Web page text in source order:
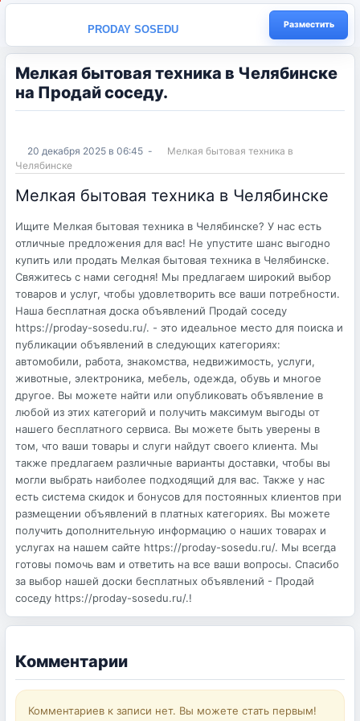
PRODAY SOSEDU Разместить
Мелкая бытовая техника в Челябинске
на Продай соседу.
20 декабря 2025 в 06:45 -
Мелкая бытовая техника в
Челябинске
Мелкая бытовая техника в Челябинске
Ищите Мелкая бытовая техника в Челябинске? У нас есть
отличные предложения для вас! Не упустите шанс выгодно
купить или продать Мелкая бытовая техника в Челябинске.
Свяжитесь с нами сегодня! Мы предлагаем широкий выбор
товаров и услуг, чтобы удовлетворить все ваши потребности.
Наша бесплатная доска объявлений Продай соседу
https://proday-sosedu.ru/. - это идеальное место для поиска и
публикации объявлений в следующих категориях:
автомобили, работа, знакомства, недвижимость, услуги,
животные, электроника, мебель, одежда, обувь и многое
другое. Вы можете найти или опубликовать объявление в
любой из этих категорий и получить максимум выгоды от
нашего бесплатного сервиса. Вы можете быть уверены в
том, что ваши товары и слуги найдут своего клиента. Мы
также предлагаем различные варианты доставки, чтобы вы
могли выбрать наиболее подходящий для вас. Также у нас
есть система скидок и бонусов для постоянных клиентов при
размещении объявлений в платных категориях. Вы можете
получить дополнительную информацию о наших товарах и
услугах на нашем сайте https://proday-sosedu.ru/. Мы всегда
готовы помочь вам и ответить на все ваши вопросы. Спасибо
за выбор нашей доски бесплатных объявлений - Продай
соседу https://proday-sosedu.ru/.!
Комментарии
Комментариев к записи нет. Вы можете стать первым!